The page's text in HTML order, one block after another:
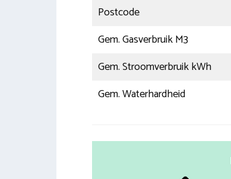
Postcode
Gem. Gasverbruik M3
Gem. Stroomverbruik kWh
Gem. Waterhardheid